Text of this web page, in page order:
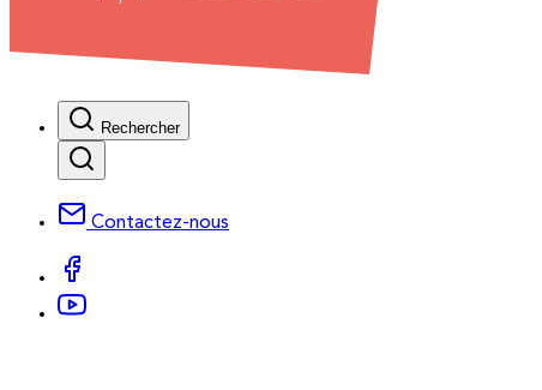
Rechercher
Contactez-nous